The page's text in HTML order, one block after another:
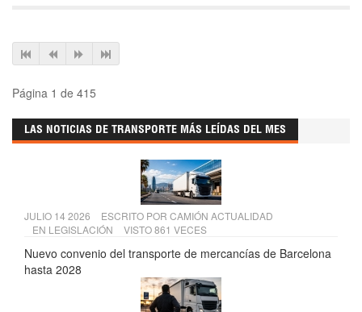
Página 1 de 415
LAS NOTICIAS DE TRANSPORTE MÁS LEÍDAS DEL MES
JULIO 14 2026 ESCRITO POR CAMIÓN ACTUALIDAD
EN LEGISLACIÓN VISTO 861 VECES
Nuevo convenio del transporte de mercancías de Barcelona
hasta 2028